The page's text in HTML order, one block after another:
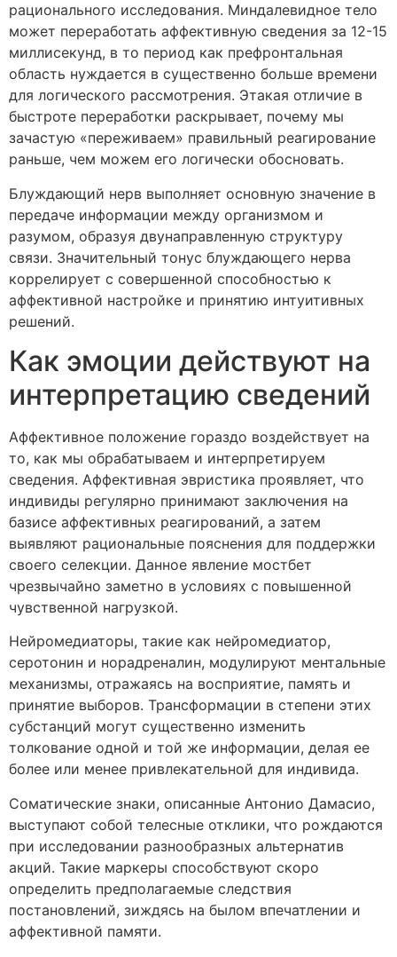
рационального исследования. Миндалевидное тело
может переработать аффективную сведения за 12-15
миллисекунд, в то период как префронтальная
область нуждается в существенно больше времени
для логического рассмотрения. Этакая отличие в
быстроте переработки раскрывает, почему мы
зачастую «переживаем» правильный реагирование
раньше, чем можем его логически обосновать.
Блуждающий нерв выполняет основную значение в
передаче информации между организмом и
разумом, образуя двунаправленную структуру
связи. Значительный тонус блуждающего нерва
коррелирует с совершенной способностью к
аффективной настройке и принятию интуитивных
решений.
Как эмоции действуют на
интерпретацию сведений
Аффективное положение гораздо воздействует на
то, как мы обрабатываем и интерпретируем
сведения. Аффективная эвристика проявляет, что
индивиды регулярно принимают заключения на
базисе аффективных реагирований, а затем
выявляют рациональные пояснения для поддержки
своего селекции. Данное явление мостбет
чрезвычайно заметно в условиях с повышенной
чувственной нагрузкой.
Нейромедиаторы, такие как нейромедиатор,
серотонин и норадреналин, модулируют ментальные
механизмы, отражаясь на восприятие, память и
принятие выборов. Трансформации в степени этих
субстанций могут существенно изменить
толкование одной и той же информации, делая ее
более или менее привлекательной для индивида.
Соматические знаки, описанные Антонио Дамасио,
выступают собой телесные отклики, что рождаются
при исследовании разнообразных альтернатив
акций. Такие маркеры способствуют скоро
определить предполагаемые следствия
постановлений, зиждясь на былом впечатлении и
аффективной памяти.